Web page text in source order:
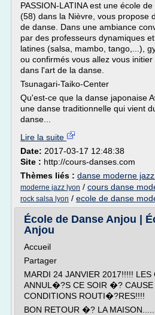
PASSION-LATINA est une école
(58) dans la Nièvre, vous propose
de danse. Dans une ambiance
par des professeurs dynamiques
latines (salsa, mambo, tango,...),
ou confirmés vous allez vous
dans l'art de la danse.
Tsunagari-Taiko-Center
Qu'est-ce que la danse japonaise
une danse traditionnelle qui vient
danse...
Lire la suite
Date: 2017-03-17 12:48:38
Site : http://cours-danses.com
Thèmes liés : danse moderne
moderne jazz lyon / cours danse
rock salsa lyon / ecole de danse
École de Danse Anjou |
Anjou
Accueil
Partager
MARDI 24 JANVIER 2017!!!!! LES
ANNUL�?S CE SOIR �? CAUSE
CONDITIONS ROUTI�?RES!!!!
BON RETOUR �? LA